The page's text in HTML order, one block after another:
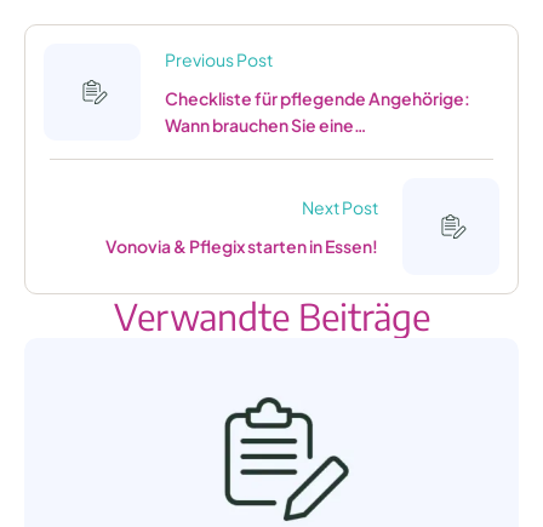
Previous Post
Checkliste für pflegende Angehörige:
Wann brauchen Sie eine
Next Post
Vonovia & Pflegix starten in Essen!
Verwandte Beiträge